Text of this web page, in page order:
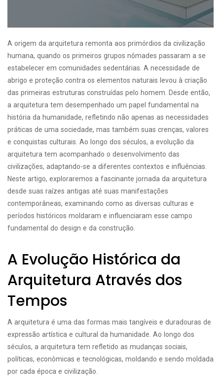
A origem da arquitetura remonta aos primórdios da civilização
humana, quando os primeiros grupos nômades passaram a se
estabelecer em comunidades sedentárias. A necessidade de
abrigo e proteção contra os elementos naturais levou à criação
das primeiras estruturas construídas pelo homem. Desde então,
a arquitetura tem desempenhado um papel fundamental na
história da humanidade, refletindo não apenas as necessidades
práticas de uma sociedade, mas também suas crenças, valores
e conquistas culturais. Ao longo dos séculos, a evolução da
arquitetura tem acompanhado o desenvolvimento das
civilizações, adaptando-se a diferentes contextos e influências.
Neste artigo, exploraremos a fascinante jornada da arquitetura
desde suas raízes antigas até suas manifestações
contemporâneas, examinando como as diversas culturas e
períodos históricos moldaram e influenciaram esse campo
fundamental do design e da construção.
A Evolução Histórica da
Arquitetura Através dos
Tempos
A arquitetura é uma das formas mais tangíveis e duradouras de
expressão artística e cultural da humanidade. Ao longo dos
séculos, a arquitetura tem refletido as mudanças sociais,
políticas, econômicas e tecnológicas, moldando e sendo moldada
por cada época e civilização.